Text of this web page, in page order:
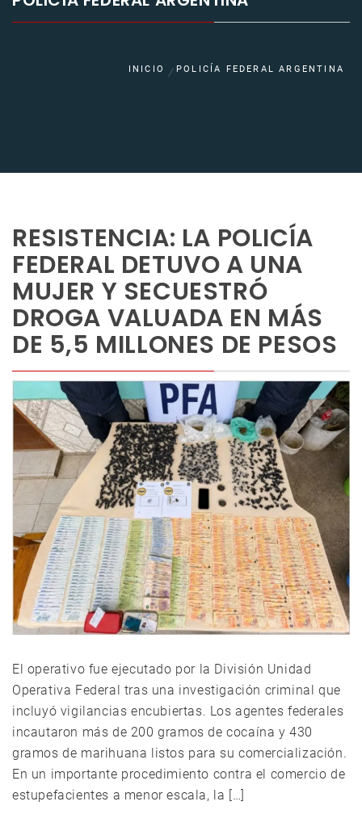
INICIO POLICÍA FEDERAL ARGENTINA
RESISTENCIA: LA POLICÍA
FEDERAL DETUVO A UNA
MUJER Y SECUESTRÓ
DROGA VALUADA EN MÁS
DE 5,5 MILLONES DE PESOS
El operativo fue ejecutado por la División Unidad
Operativa Federal tras una investigación criminal que
incluyó vigilancias encubiertas. Los agentes federales
incautaron más de 200 gramos de cocaína y 430
gramos de marihuana listos para su comercialización.
En un importante procedimiento contra el comercio de
estupefacientes a menor escala, la […]